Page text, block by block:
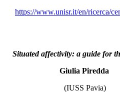
https://www.unisr.it/en/ricerca/
Situated affectivity: a guide for
Giulia Piredda
(IUSS Pavia)